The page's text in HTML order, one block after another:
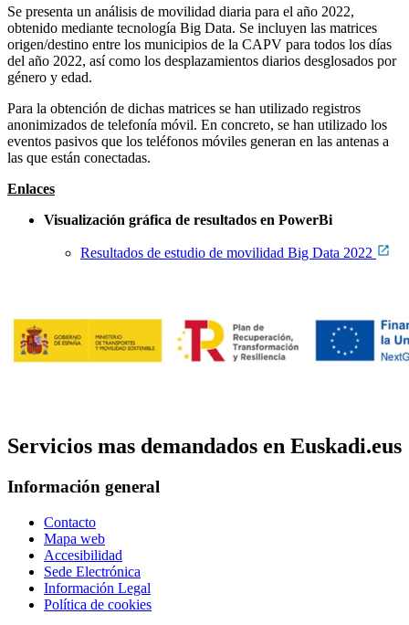
Se presenta un análisis de movilidad diaria para el año 2022,
obtenido mediante tecnología Big Data. Se incluyen las matrices
origen/destino entre los municipios de la CAPV para todos los días
del año 2022, así como los desplazamientos diarios desglosados por
género y edad.
Para la obtención de dichas matrices se han utilizado registros
anonimizados de telefonía móvil. En concreto, se han utilizado los
eventos pasivos que los teléfonos móviles generan en las antenas a
las que están conectadas.
Enlaces
Visualización gráfica de resultados en PowerBi
Resultados de estudio de movilidad Big Data 2022
Servicios mas demandados en Euskadi.eus
Información general
Contacto
Mapa web
Accesibilidad
Sede Electrónica
Información Legal
Política de cookies